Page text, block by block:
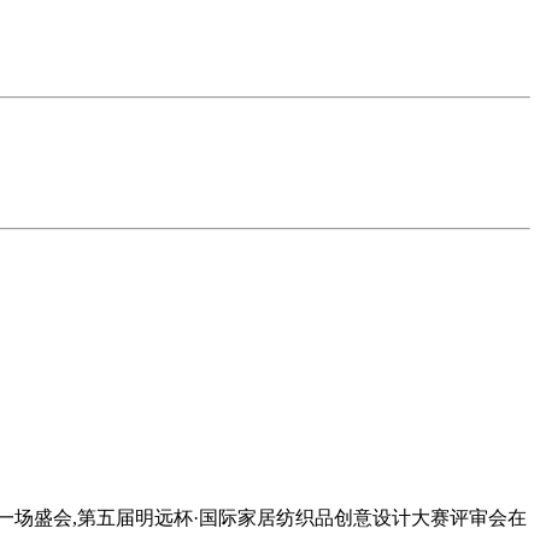
盛会,第五届明远杯·国际家居纺织品创意设计大赛评审会在